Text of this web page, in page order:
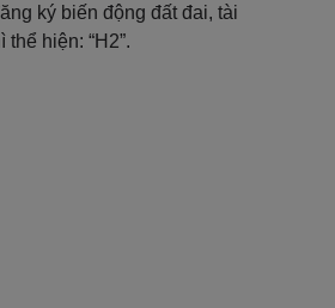
ký biến động đất đai, tài
hiện: “H2”.